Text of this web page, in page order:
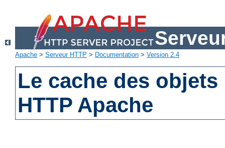
Apache > Serveur HTTP > Documentation > Version 2.4
Le cache des
HTTP Apache